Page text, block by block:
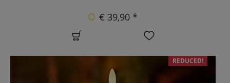
€ 39,90 *
REDUCED!